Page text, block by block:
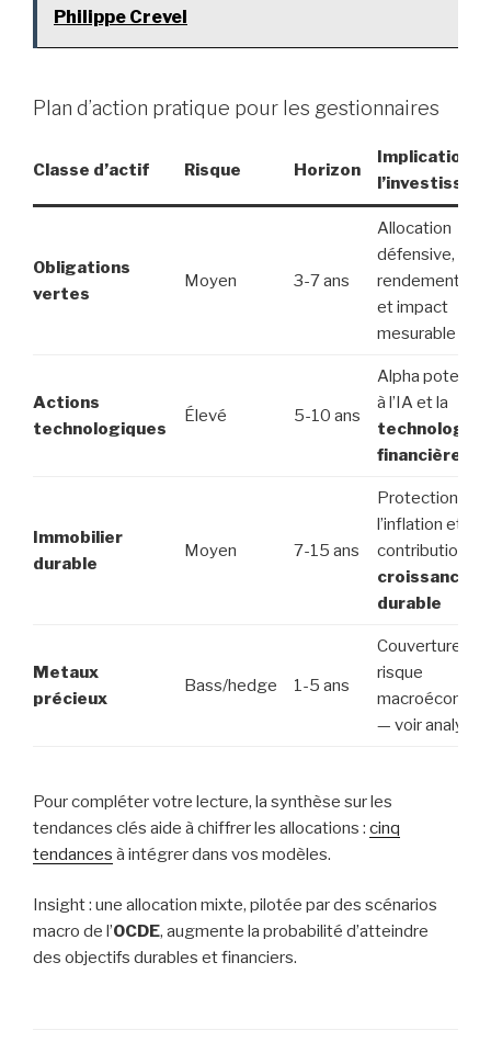
Philippe Crevel
Plan d’action pratique pour les gestionnaires
Classe d’actif Risque Horizon
Implication
l’investisseur
Obligations
vertes
Moyen 3-7 ans
Allocation
défensive,
rendement
et impact
mesurable
Actions
technologiques
Élevé 5-10 ans
Alpha
à l’IA et la
technologie
financière
Immobilier
durable
Moyen 7-15 ans
Protection
l’inflation et
contribution à
croissance
durable
Metaux
précieux
Bass/hedge 1-5 ans
Couverture de
risque
— voir analyse
Pour compléter votre lecture, la synthèse sur les
tendances clés aide à chiffrer les allocations : cinq
tendances à intégrer dans vos modèles.
Insight : une allocation mixte, pilotée par des scénarios
macro de l’OCDE, augmente la probabilité d’atteindre
des objectifs durables et financiers.